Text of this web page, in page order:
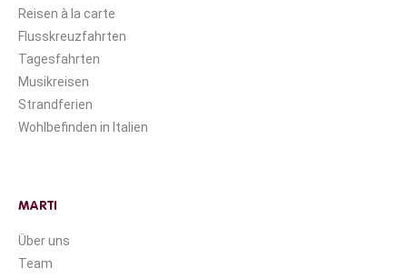
Reisen à la carte
Flusskreuzfahrten
Tagesfahrten
Musikreisen
Strandferien
Wohlbefinden in Italien
MARTI
Über uns
Team